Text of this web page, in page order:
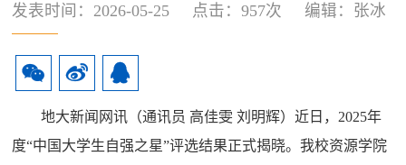
发表时间：2026-05-25 点击：957次 编辑：张冰
地大新闻网讯（通讯员 高佳雯 刘明辉）近日，2025年
度“中国大学生自强之星”评选结果正式揭晓。我校资源学院